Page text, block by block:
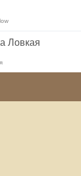
Ловкая